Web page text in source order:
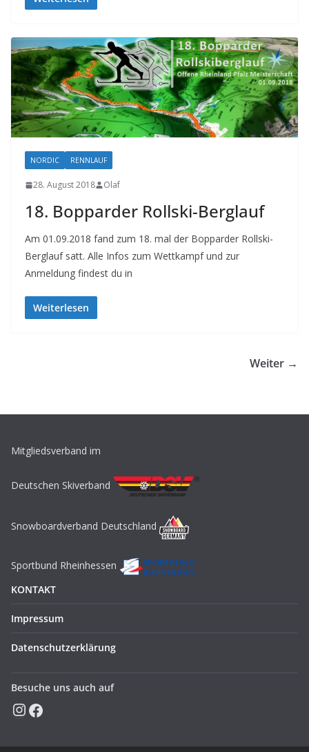
NORDIC RENNLAUF
28. August 2018 Olaf
18. Bopparder Rollski-Berglauf
Am 01.09.2018 fand zum 18. mal der Bopparder Rollski-
Berglauf satt. Alle Infos zum Wettkampf und zur
Anmeldung findest du in
Weiterlesen
Weiter →
Mitgliedsverband im
Deutschen Skiverband
Snowboardverband Deutschland
Sportbund Rheinhessen
KONTAKT
Impressum
Datenschutzerklärung
Besuche uns auch auf
Instagram
Facebook